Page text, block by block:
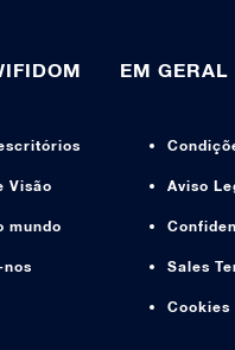
Visão
mundo
EM GERAL
Aviso
Sales
Cookies